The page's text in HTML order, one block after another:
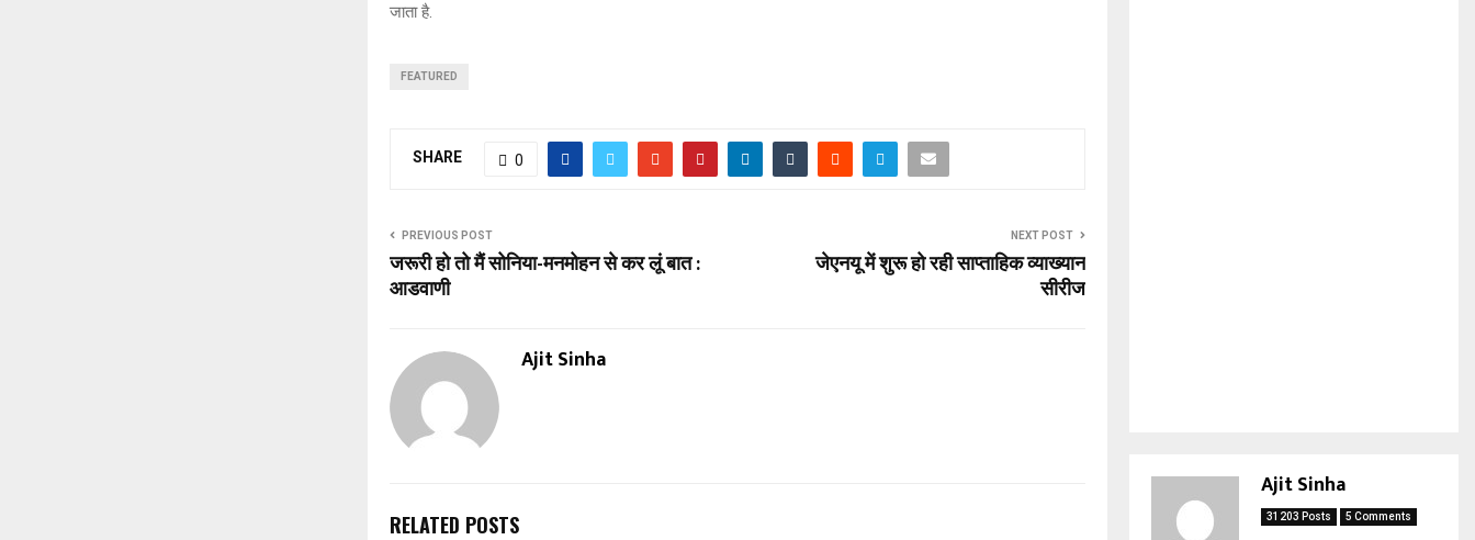
जाता है.
FEATURED
SHARE 0
PREVIOUS POST
जरूरी हो तो मैं सोनिया-मनमोहन से कर लूं बात :
आडवाणी
NEXT POST
जेएनयू में शुरू हो रही साप्ताहिक व्याख्यान
सीरीज
Ajit Sinha
RELATED POSTS
Ajit Sinha
31203 Posts 5 Comments